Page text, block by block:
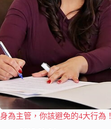
身為主管，你該避免的4大行為！